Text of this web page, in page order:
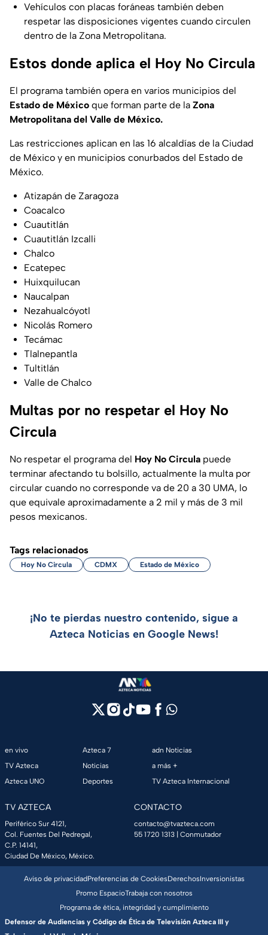
Vehículos con placas foráneas también deben
respetar las disposiciones vigentes cuando circulen
dentro de la Zona Metropolitana.
Estos donde aplica el Hoy No Circula
El programa también opera en varios municipios del
Estado de México que forman parte de la Zona
Metropolitana del Valle de México.
Las restricciones aplican en las 16 alcaldías de la Ciudad
de México y en municipios conurbados del Estado de
México.
Atizapán de Zaragoza
Coacalco
Cuautitlán
Cuautitlán Izcalli
Chalco
Ecatepec
Huixquilucan
Naucalpan
Nezahualcóyotl
Nicolás Romero
Tecámac
Tlalnepantla
Tultitlán
Valle de Chalco
Multas por no respetar el Hoy No
Circula
No respetar el programa del Hoy No Circula puede
terminar afectando tu bolsillo, actualmente la multa por
circular cuando no corresponde va de 20 a 30 UMA, lo
que equivale aproximadamente a 2 mil y más de 3 mil
pesos mexicanos.
Tags relacionados
Hoy No Circula CDMX Estado de México
¡No te pierdas nuestro contenido, sigue a
Azteca Noticias en Google News!
en vivo
TV Azteca
Azteca UNO
Azteca 7
Noticias
Deportes
adn Noticias
a más +
TV Azteca Internacional
TV AZTECA
Periférico Sur 4121,
Col. Fuentes Del Pedregal,
C.P. 14141,
Ciudad De México, México.
CONTACTO
contacto@tvazteca.com
55 1720 1313 | Conmutador
Aviso de privacidadPreferencias de CookiesDerechosInversionistas
Promo EspacioTrabaja con nosotros
Programa de ética, integridad y cumplimiento
Defensor de Audiencias y Código de Ética de Televisión Azteca III y